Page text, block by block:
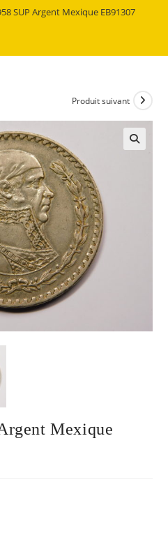
SUP Argent Mexique EB91307
Produit suivant
Mexique